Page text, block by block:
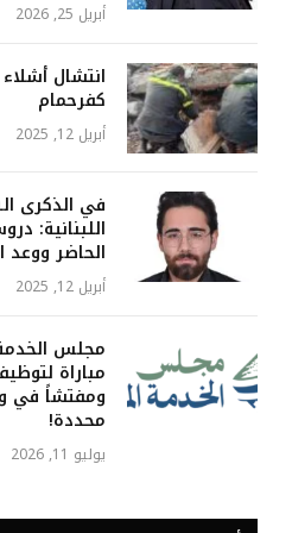
أبريل 25, 2026
انتشال
كفرحمام
أبريل 12, 2025
اللبنانية:
الحاضر
أبريل 12, 2025
مجلس
ومفتشاً في
محددة!
يوليو 11, 2026